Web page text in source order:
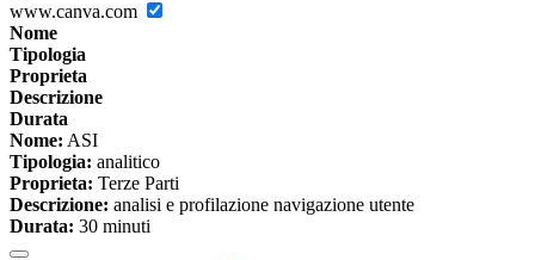
www.canva.com
Nome
Tipologia
Proprieta
Descrizione
Durata
Nome: ASI
Tipologia: analitico
Proprieta: Terze Parti
Descrizione: analisi e profilazione navigazione utente
Durata: 30 minuti